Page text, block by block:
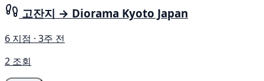
고잔지 → Diorama Kyoto Japan
6 지점 · 3주 전
2 조회